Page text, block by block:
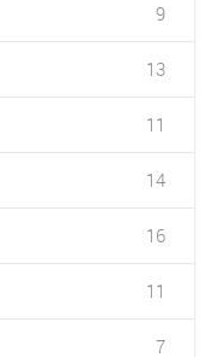
9
13
11
14
16
11
7